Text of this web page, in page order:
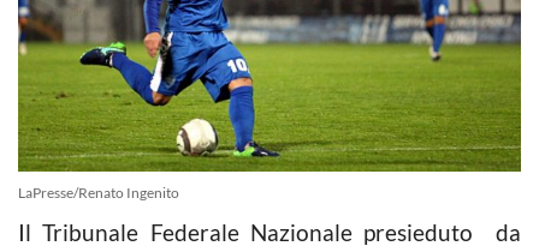
LaPresse/Renato Ingenito
Il Tribunale Federale Nazionale presieduto da